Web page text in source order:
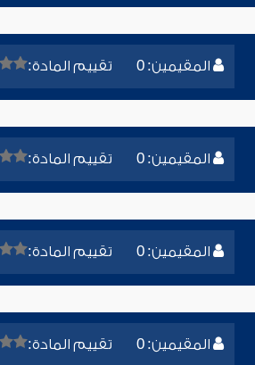
المقيمين: 0 تقييم المادة:
المقيمين: 0 تقييم المادة:
المقيمين: 0 تقييم المادة:
المقيمين: 0 تقييم المادة: